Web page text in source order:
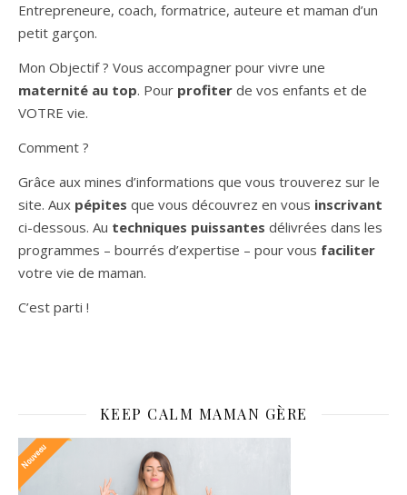
Entrepreneure, coach, formatrice, auteure et maman d’un
petit garçon.
Mon Objectif ? Vous accompagner pour vivre une
maternité au top. Pour profiter de vos enfants et de
VOTRE vie.
Comment ?
Grâce aux mines d’informations que vous trouverez sur le
site. Aux pépites que vous découvrez en vous inscrivant
ci-dessous. Au techniques puissantes délivrées dans les
programmes – bourrés d’expertise – pour vous faciliter
votre vie de maman.
C’est parti !
KEEP CALM MAMAN GÈRE